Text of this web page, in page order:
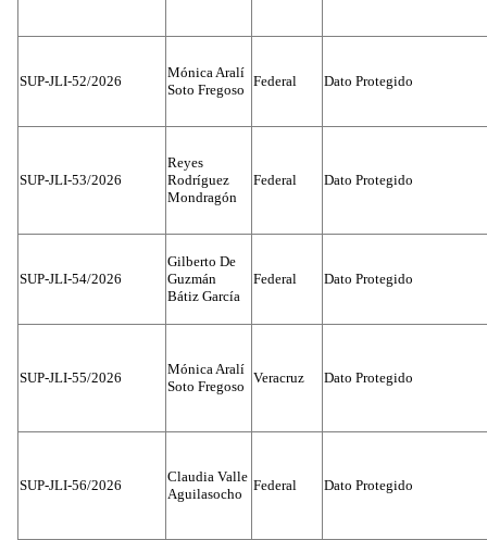
SUP-JLI-52/2026
Mónica Aralí
Soto Fregoso
Federal Dato Protegido
SUP-JLI-53/2026
Reyes
Rodríguez
Mondragón
Federal Dato Protegido
SUP-JLI-54/2026
Gilberto De
Guzmán
Bátiz García
Federal Dato Protegido
SUP-JLI-55/2026
Mónica Aralí
Soto Fregoso
Veracruz Dato Protegido
SUP-JLI-56/2026
Claudia Valle
Aguilasocho
Federal Dato Protegido